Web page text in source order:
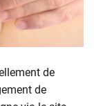
de
de